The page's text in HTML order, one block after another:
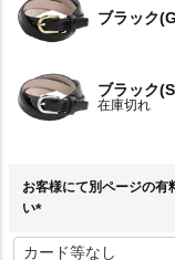
ブラック
ブラック
在庫切れ
お客様にて別ページの有
い
必